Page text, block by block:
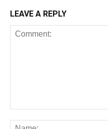
LEAVE A REPLY